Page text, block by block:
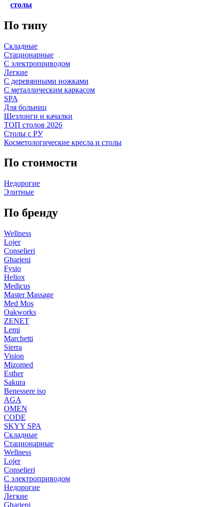
столы
По типу
Складные
Стационарные
С электроприводом
Легкие
С деревянными ножками
С металлическим каркасом
SPA
Для больниц
Шезлонги и качалки
ТОП столов 2026
Столы с РУ
Косметологические кресла и столы
По стоимости
Недорогие
Элитные
По бренду
Wellness
Lojer
Conselieri
Gharieni
Fysio
Heliox
Medicus
Master Massage
Med Mos
Oakworks
ZENET
Lemi
Marchetti
Sierra
Vision
Mizomed
Esther
Sakura
Benessere iso
AGA
OMEN
CODE
SKYY SPA
Складные
Стационарные
Wellness
Lojer
Conselieri
С электроприводом
Недорогие
Легкие
Gharieni